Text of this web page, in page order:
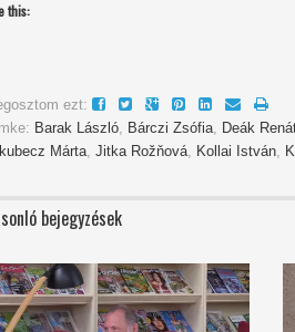
this:
ezt:
Barak László, Bárczi Zsófia, Deák
Márta, Jitka Rožňová, Kollai István,
bejegyzések